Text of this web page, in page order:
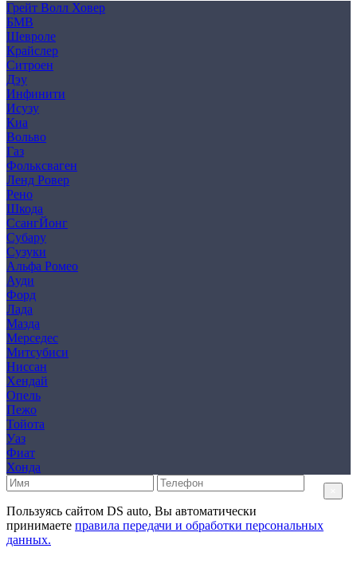
Грейт Волл Ховер
БМВ
Шевроле
Крайслер
Ситроен
Дэу
Инфинити
Исузу
Киа
Вольво
Газ
Фольксваген
Ленд Ровер
Рено
Шкода
СсангЙонг
Субару
Сузуки
Альфа Ромео
Ауди
Форд
Лада
Мазда
Мерседес
Митсубиси
Ниссан
Хендай
Опель
Пежо
Тойота
Уаз
Фиат
Хонда
Пользуясь сайтом DS auto, Вы автоматически
принимаете правила передачи и обработки персональных
данных.